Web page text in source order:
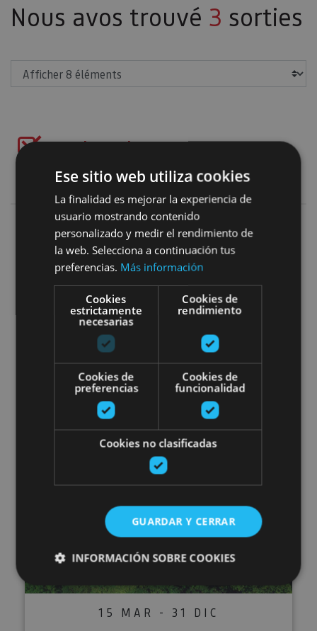
Nous avos trouvé 3 sorties
Naturaleza y deporte
Ajouter les filtres
Planes molones en Sendaviva
19 MAR - 15 NOV
Planes molones en Sendaviva
Sendaviva
15 MAR - 31 DIC
Ese sitio web utiliza cookies
La finalidad es mejorar la experiencia de
usuario mostrando contenido
personalizado y medir el rendimiento de
la web. Selecciona a continuación tus
preferencias. Más información
Cookies
estrictamente
necesarias
Cookies de
rendimiento
Cookies de
preferencias
Cookies de
funcionalidad
Cookies no clasificadas
GUARDAR Y CERRAR
INFORMACIÓN SOBRE COOKIES
Cookies estrictamente necesarias